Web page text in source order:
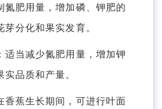
肥用量，增加磷、钾肥的
分化和果实发育。
当减少氮肥用量，增加钾
品质和产量。
蕉生长期间，可进行叶面